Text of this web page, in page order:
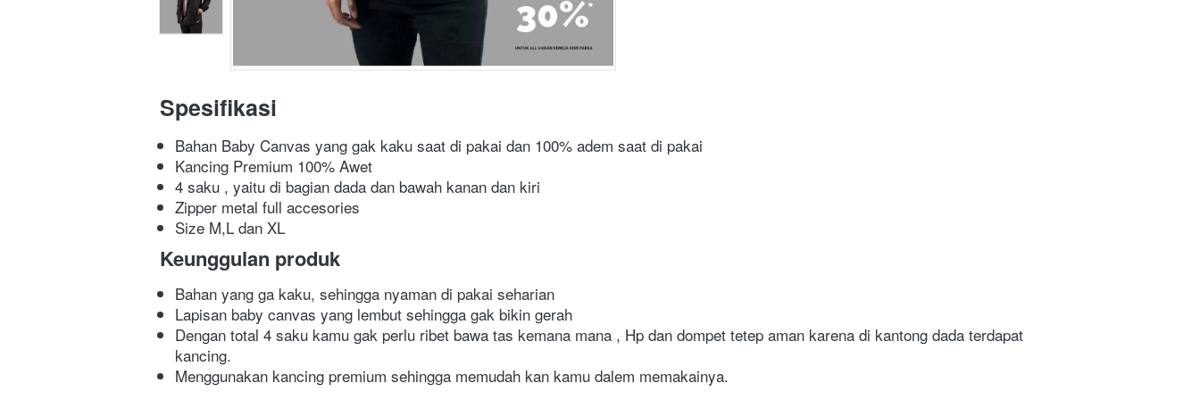
Spesifikasi
Bahan Baby Canvas yang gak kaku saat di pakai dan 100% adem saat di pakai
Kancing Premium 100% Awet
4 saku , yaitu di bagian dada dan bawah kanan dan kiri
Zipper metal full accesories
Size M,L dan XL
Keunggulan produk
Bahan yang ga kaku, sehingga nyaman di pakai seharian
Lapisan baby canvas yang lembut sehingga gak bikin gerah
Dengan total 4 saku kamu gak perlu ribet bawa tas kemana mana , Hp dan dompet tetep aman karena di kantong dada terdapat
kancing.
Menggunakan kancing premium sehingga memudah kan kamu dalem memakainya.